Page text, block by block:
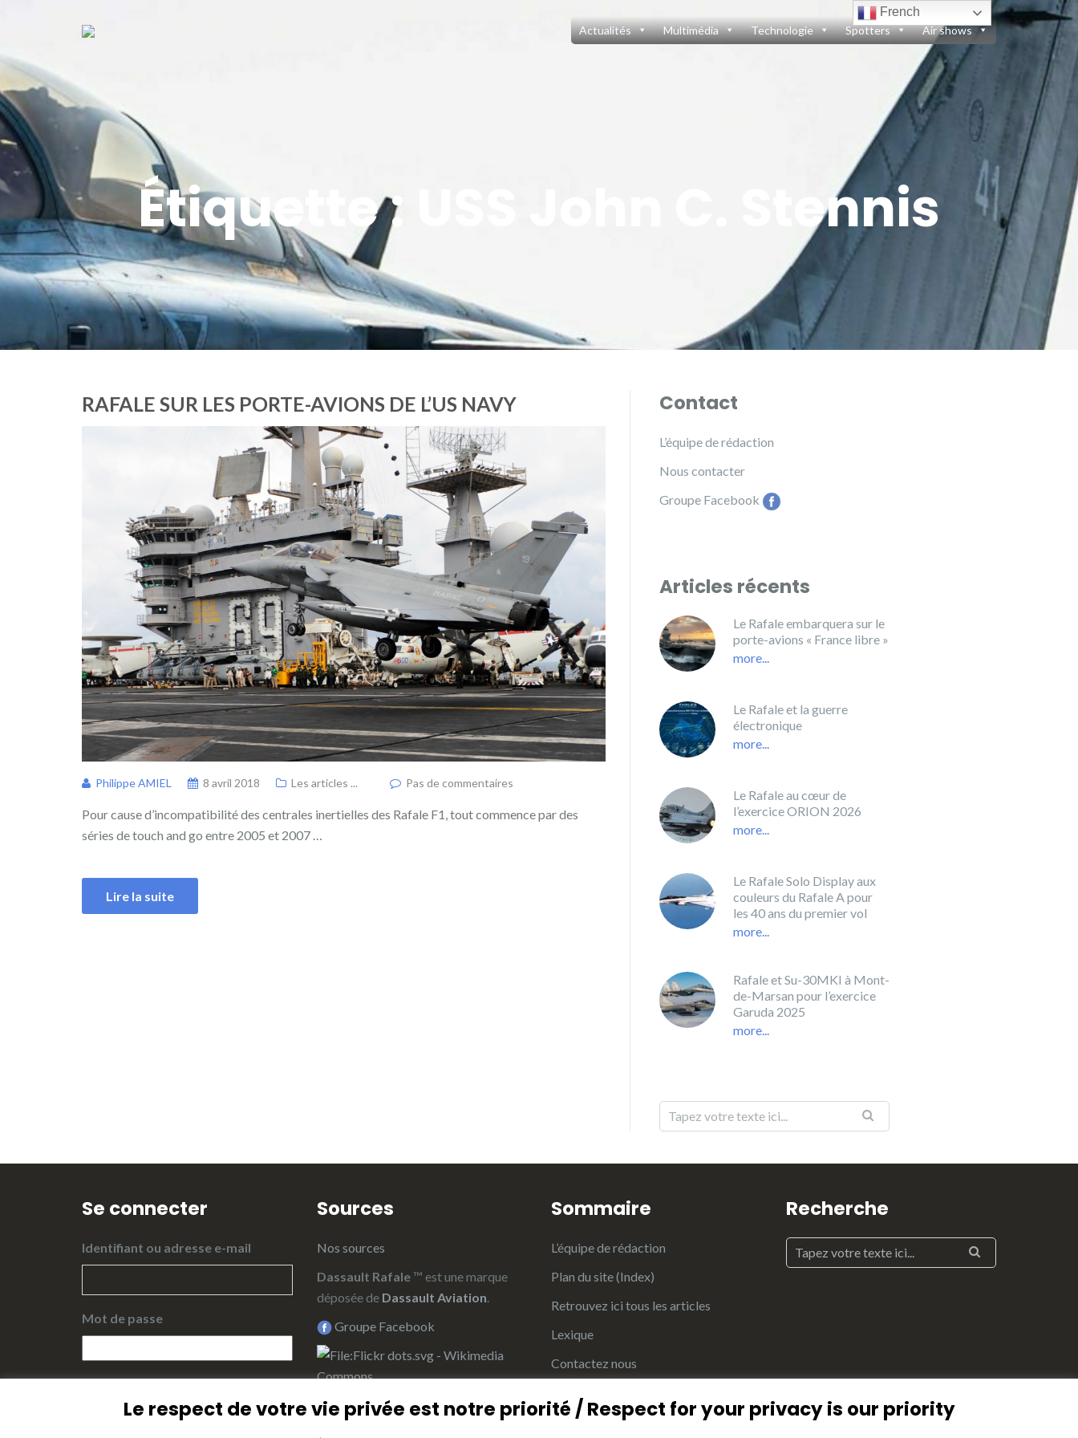
Actualités Multimédia Technologie Spotters Air shows
Étiquette : USS John C. Stennis
RAFALE SUR LES PORTE-AVIONS DE L’US NAVY
Philippe AMIEL 8 avril 2018 Les articles ... Pas de commentaires
Pour cause d’incompatibilité des centrales inertielles des Rafale F1, tout commence par des
séries de touch and go entre 2005 et 2007 …
Lire la suite
Contact
L’équipe de rédaction
Nous contacter
Groupe Facebook
Articles récents
Le Rafale embarquera sur le
porte-avions « France libre »
more...
Le Rafale et la guerre
électronique
more...
Le Rafale au cœur de
l’exercice ORION 2026
more...
Le Rafale Solo Display aux
couleurs du Rafale A pour
les 40 ans du premier vol
more...
Rafale et Su-30MKI à Mont-
de-Marsan pour l’exercice
Garuda 2025
more...
Se connecter
Identifiant ou adresse e-mail
Mot de passe
Se souvenir de moi
Se connecter
Sources
Nos sources
Dassault Rafale™ est une marque
déposée de Dassault Aviation.
Groupe Facebook
Groupe Flickr
Twitter
Sommaire
L’équipe de rédaction
Plan du site (Index)
Retrouvez ici tous les articles
Lexique
Contactez nous
Recherche
Le respect de votre vie privée est notre priorité / Respect for your privacy is our priority
French